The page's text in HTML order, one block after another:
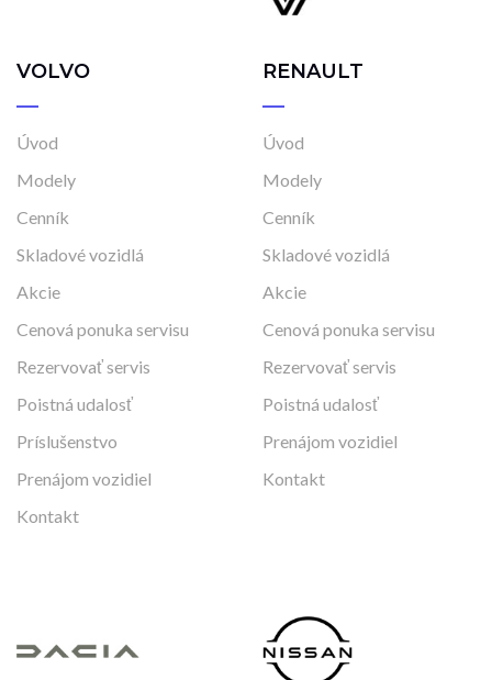
VOLVO
Úvod
Modely
Cenník
Skladové vozidlá
Akcie
Cenová ponuka servisu
Rezervovať servis
Poistná udalosť
Príslušenstvo
Prenájom vozidiel
Kontakt
RENAULT
Úvod
Modely
Cenník
Skladové vozidlá
Akcie
Cenová ponuka servisu
Rezervovať servis
Poistná udalosť
Prenájom vozidiel
Kontakt